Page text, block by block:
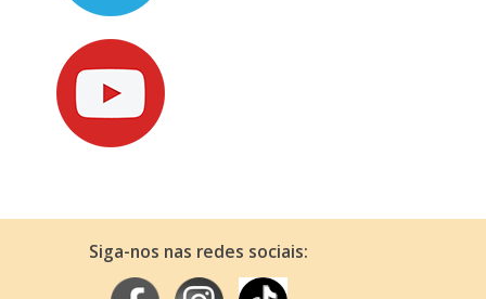
Siga-nos nas redes sociais: